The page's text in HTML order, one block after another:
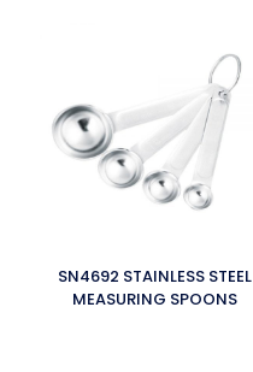
SN4692 STAINLESS STEEL
MEASURING SPOONS